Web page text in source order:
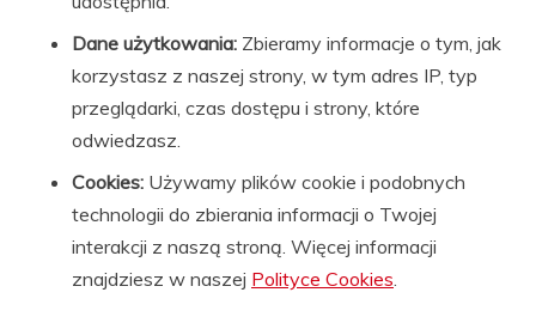
Dane użytkowania: Zbieramy informacje o tym, jak
korzystasz z naszej strony, w tym adres IP, typ
przeglądarki, czas dostępu i strony, które
odwiedzasz.
Cookies: Używamy plików cookie i podobnych
technologii do zbierania informacji o Twojej
interakcji z naszą stroną. Więcej informacji
znajdziesz w naszej Polityce Cookies